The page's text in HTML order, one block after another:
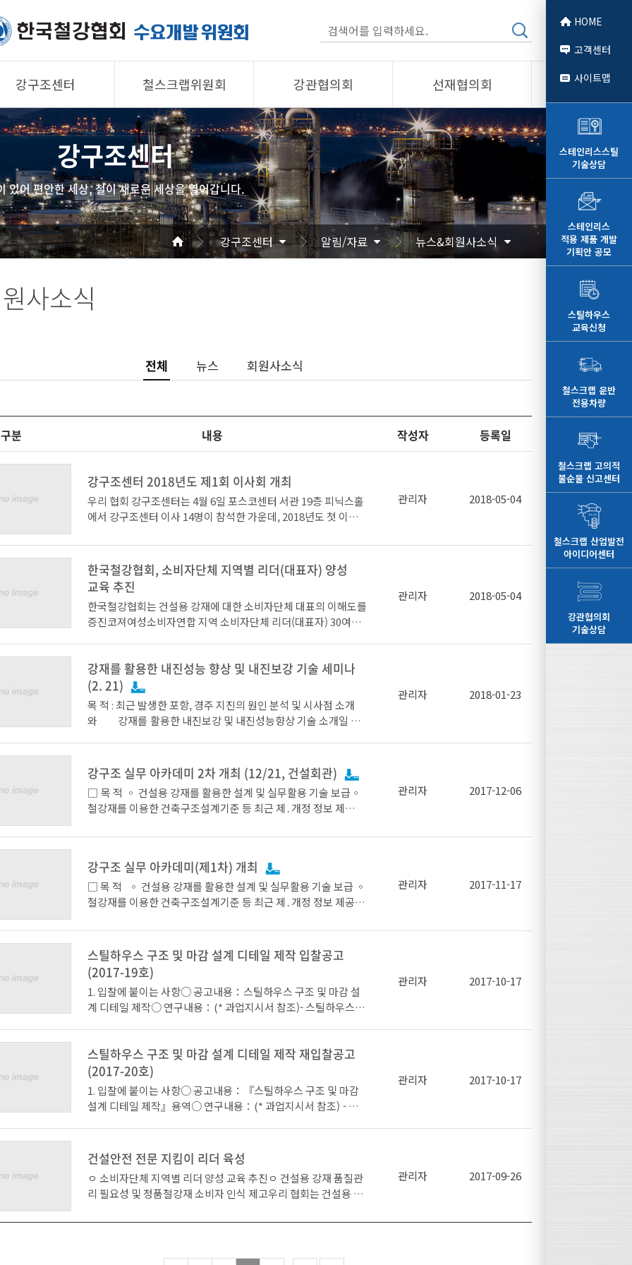
강구조센터
제품소개
강구조센터
알림/자료
사진/영상
철스크랩위원회
제품소개
회원사
철스크랩위원회
알림/자료
사진/영상
강관협의회
제품 소개
회원사
협의회 소개
공지/자료
기술자문
사진/영상
선재협의회
제품소개
회원사
선재협의회
알림/자료
사진/영상
강구조센터
있어 편안한 세상, 철이 새로운 세상을 열어갑니다.
강구조센터 알림/자료 뉴스&회원사소식
사소식
전체 뉴스 회원사소식
구분 내용 작성자 등록일
강구조센터 2018년도 제1회 이사회 개최
우리 협회 강구조센터는 4월 6일 포스코센터 서관 19층 피닉스홀
에서 강구조센터 이사 14명이 참석한 가운데, 2018년도 첫 이사
따르면 강구조센터에서는 올해 사업 목표를 『대내외 시장변화
에 대응한 강구조 수요확대 및 경쟁력 제고』로 정하고 ▲ 건설용
강재 제도개선을 통한 품질관리 강화 ▲ 강재활용 이해 및 관심도
제고를 위한실수요가 교육 확대 ▲ 강구조 분야 맞춤형 정보 서비
스 제공 및 신수요창출 기반 구축 사업을 중점 추진하기로 하였다.
건설용 강재 제도개선을 통한 품질관리 강화를 위해국회에 계류
되어 있는 건설용 강재의 원산지 표시 의무화 법안 (건설산업기본
입법을 적극 지원하고정부 및 소비자단체(여성소비자연합)와 함
께 부적합 강재 퇴출 활동에도 지속적인 노력을 기울이기로 했다.
* (기존) 철근, H형강, 6mm이상 건설용 강판 → (개정 건의안) 철
근, 형강, 건설용 강판, 강관, 고장력 볼트 및 볼트, 용접재료, 구조
고, 세부 추진 방안에대한 제도개선안을 도출코져, 대한건설정책
연구원과 “건설용 강재 품질확보를 위한 법. 제도 지원 정책”을 실
시한다. 또한, 스틸하우스 활성화를 위해 스틸하우스 내화구조에
다양한 자재를 사용할 수 있도록 KS개정을 추진하고, ‘구조설계
계획이다. 한편, ‘비구조용 건축용 강재의 수요확대 및 고급화를
위해 철강사, 제작사가 참여하는 ‘강건재클럽’이 2017년도 신설
되어, 금년에도 부적합 건축용 강재 퇴출을 위한 제도개선, 공동
마케팅 활동 등을 펼칠 계획이다. 이날 이사회에는 강구조센터
코건설 원유성 상무, 세아제강 남형근 상무 등임원 14명이 참석했
다.
관리자 2018-05-04
한국철강협회, 소비자단체 지역별 리더(대표자) 양성
교육 추진
한국철강협회는 건설용 강재에 대한 소비자단체 대표의 이해도를
증진코져여성소비자연합 지역 소비자단체 리더(대표자) 30여명
은 품질이 검증되지 않거나 원산지를 위조한 불량 건설 철강재가
유통되어, 소비자의 안전을 지속적으로 위협하는 사고가 빈번하
게 발생됨에 따라 건설용 강재 품질관리 필요성 등의 이론 교육
을 통해, 불량자재 사용에 따른 문제점, 부적합/정품 철강재 확인
방법, 품질 미달의 철강재의 심각성 등을인식하는 계기를 마련할
예정이며 추가로, 포항제철소 열연공장 및 홍보관 등 견학을 통
로 확인해볼 예정이다. 철강협회 관계자는 “이번 방문을 기점으
로 소비자의 알권리 충족을 위한다양한 소비자단체의 현장 경험
기회 및 전파 교육을 확대할 계획”이라며 “철강재에 대해 소비자
라고 말했다.
관리자 2018-05-04
강재를 활용한 내진성능 향상 및 내진보강 기술 세미나
(2. 21)
목 적 : 최근 발생한 포항, 경주 지진의 원인 분석 및 시사점 소개
와 강재를 활용한 내진보강 및 내진성능향상 기술 소개일 시 :
회후 원 : 한국건축구조기술사회, 구조안전성향상기술연구단(SP
EC) 포스코, 현대제철, 동국제강, DRB동일 사전등록 : 2018년 2
월 2일 (금) 18:00 한등 록 비 : 20,000원 (현장등록 : 30,000원) -
발표집, 중식, 기념품 제공문 의 : 한국강구조학회 사무국/ 송현상
관리자 2018-01-23
강구조 실무 아카데미 2차 개최 (12/21, 건설회관)
□ 목 적 ◦ 건설용 강재를 활용한 설계 및 실무활용 기술 보급◦
철강재를 이용한 건축구조설계기준 등 최근 제․개정 정보 제
대회의실 (논현동)◦ 주 최 : 한국지진공학회, 한국건축구조기술
원 : 포스코, 현대제철, 동국제강◦ 교육대상 : 건축사, 건축구조기
술사, 건설관련 종사자 등◦ 기 타 : 참가비 무료 (자료 및 기념품
제공) (* 사전신청 필수)※ 사전 신청 및 문의 Tel. 02-559-3572,
장) □ 세부 일정14:10~15:10(60) 포항지진 주요 구조 부재 원인
과 대책 (가제)(건축구조기술사회 / 정광량 회장)15:10~16:10(6
0) 강구조 성능기반 내진 설계 (가제)(창민우구조 / 김태진 대표)1
6:30 ~ 17:30 (60) 플랜트 내진 설계 (가제)(경기대 / 최병정 교수)
* 참가비는 무료입니다.* 주차지원 안됩니다. 대중교통 이용 부탁
드립니다.* 사전신청 필수입니다.
관리자 2017-12-06
강구조 실무 아카데미(제1차) 개최
□ 목 적 ◦ 건설용 강재를 활용한 설계 및 실무활용 기술 보급 ◦
철강재를 이용한 건축구조설계기준 등 최근 제․개정 정보 제공
국제회의실 (역삼동) ◦ 주 최 : 한국지진공학회, 한국건축구조기
술사회, 한국강구조학회 ◦ 주 관 : 한국철강협회 강구조센터 ◦
후 원 : 포스코, 현대제철, 동국제강 ◦ 교육대상 : 건축사, 건축구
조기술사, 건설관련 종사자 등 ◦ 기 타 : 교육자료 및 기념품 제공
(※ 사전 신청 필수) ※ 사전 신청 및 문의 Tel. 02-559-3572, E)
junghwan.lim@ekosa.or.kr (한국철강협회 임정환 과장) □
세부 일정14:10~15:10(60) KS개정이 강구조 설계 실무에 미치
표)15:30~16:30(60) 비구조요소 내진설계의 기본 및 현안 (가제)
(인천대 / 박지훈 교수)* 참가비는 무료입니다.* 주차지원 안됩니
다. 대중교통 이용 부탁드립니다.* 사전신청 필수!!
관리자 2017-11-17
스틸하우스 구조 및 마감 설계 디테일 제작 입찰공고
(2017-19호)
1. 입찰에 붙이는 사항○ 공고내용：스틸하우스 구조 및 마감 설
계 디테일 제작○ 연구내용：(* 과업지시서 참조)- 스틸하우스 구
일 제작- 스틸하우스 방수(화장실/테라스/발코니 등) 디테일 제작
○ 기 간 : - 중간보고 : 10월 중- 최종보고 : 11월 중- 자료납품 : 12
월 중2. 입찰등록：2017. 9. 25(월)～2017. 10. 11(수) 18:00, 한
국철강협회 수요개발실3. 심사평가：2017. 10월 중4. 낙찰자 결
정○ 평가위원들의 결과를 종합하여 최고득점 업체를 선정 - 제출
서류를 심사 후 적격업체를 대상으로 평가- 평가기준 : 수행능력(3
0%)○ 서류심사 적격업체에 발표/심사평가일 개별 유선통보 예
정5. 참가자격가. 입찰참가신청서 (첨부양식) 1부나. 연구용역 계
획서/발표자료 출력본(자유양식) .5부다. 연구진 이력서 1부 라.
임장(대리인이 신청 또는 입찰에 참가할 경우) 1부바. 사업자 등록
례, 계약서 등)1부아. 입찰보증금(총 입찰단가의 5/100 이상에 해
관리자 2017-10-17
스틸하우스 구조 및 마감 설계 디테일 제작 재입찰공고
(2017-20호)
1. 입찰에 붙이는 사항○ 공고내용：『스틸하우스 구조 및 마감
설계 디테일 제작』용역○ 연구내용：(* 과업지시서 참조) - 스
초 등) 디테일 제작- 스틸하우스 방수(화장실/테라스/발코니 등)
디테일 제작○ 기 간 : 계약일로부터 ~ 2017. 12. 31. 까지- 중간보
고 : 10월 중- 최종보고 : 11월 중- 자료납품 : 12월 중2. 입찰등록：
2017. 10. 12(목)～2017. 10. 19(목) 12:00, 한국철강협회 수요개
한 이해(25%), 추진인력구성(25%), 예산부문(20%)○ 서류심
관리자 2017-10-17
건설안전 전문 지킴이 리더 육성
ㅇ 소비자단체 지역별 리더 양성 교육 추진ㅇ 건설용 강재 품질관
리 필요성 및 정품철강재 소비자 인식 제고우리 협회는 건설용 강
합 지역 소비자단체 리더(대표자) 30여명을 대상으로 『건설안전
21일 개최했다.이번 교육은 품질이 검증되지 않거나 원산지를 위
관리자 2017-09-26
HOME
고객센터
사이트맵
스테인리스스틸
기술상담
스테인리스
적용 제품 개발
기획안 공모
스틸하우스
교육신청
철스크랩 운반
전용차량
철스크랩 고의적
불순물 신고센터
철스크랩 산업발전
아이디어센터
강관협의회
기술상담